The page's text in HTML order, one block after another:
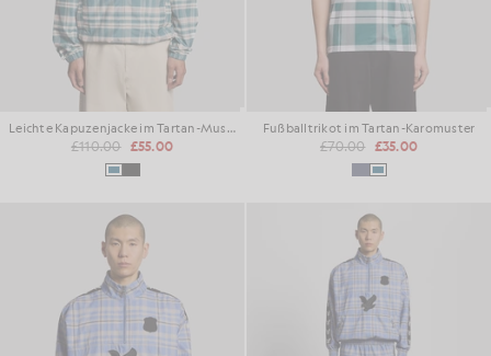
Leichte Kapuzenjacke im Tartan-Muster
£110.00 £55.00
Fußballtrikot im Tartan-Karomuster
£70.00 £35.00